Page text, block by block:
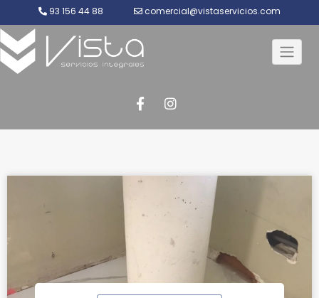
93 156 44 88 comercial@vistaservicios.com
Saltar
al
contenido